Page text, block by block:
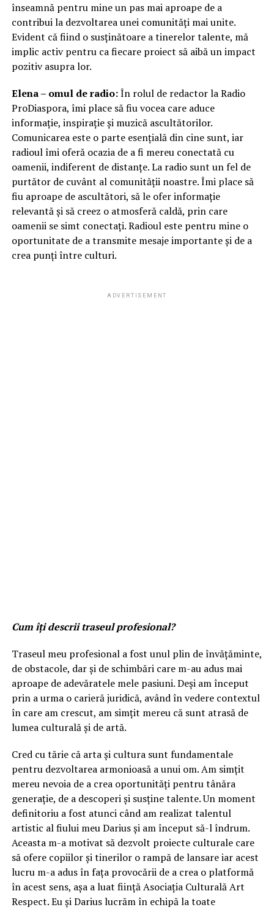
înseamnă pentru mine un pas mai aproape de a
contribui la dezvoltarea unei comunități mai unite.
Evident că fiind o susținătoare a tinerelor talente, mă
implic activ pentru ca fiecare proiect să aibă un impact
pozitiv asupra lor.
Elena – omul de radio:În rolul de redactor la Radio
ProDiaspora, îmi place să fiu vocea care aduce
informație, inspirație și muzică ascultătorilor.
Comunicarea este o parte esențială din cine sunt, iar
radioul îmi oferă ocazia de a fi mereu conectată cu
oamenii, indiferent de distanțe. La radio sunt un fel de
purtător de cuvânt al comunității noastre. Îmi place să
fiu aproape de ascultători, să le ofer informație
relevantă și să creez o atmosferă caldă, prin care
oamenii se simt conectați. Radioul este pentru mine o
oportunitate de a transmite mesaje importante și de a
crea punți între culturi.
ADVERTISEMENT
Cum îți descrii traseul profesional?
Traseul meu profesional a fost unul plin de învățăminte,
de obstacole, dar și de schimbări care m-au adus mai
aproape de adevăratele mele pasiuni. Deși am început
prin a urma o carieră juridică, având în vedere contextul
în care am crescut, am simțit mereu că sunt atrasă de
lumea culturală și de artă.
Cred cu tărie că arta și cultura sunt fundamentale
pentru dezvoltarea armonioasă a unui om. Am simțit
mereu nevoia de a crea oportunități pentru tânăra
generație, de a descoperi și susține talente. Un moment
definitoriu a fost atunci când am realizat talentul
artistic al fiului meu Darius și am început să-l îndrum.
Aceasta m-a motivat să dezvolt proiecte culturale care
să ofere copiilor și tinerilor o rampă de lansare iar acest
lucru m-a adus în fața provocării de a crea o platformă
în acest sens, așa a luat ființă Asociația Culturală Art
Respect. Eu și Darius lucrăm în echipă la toate